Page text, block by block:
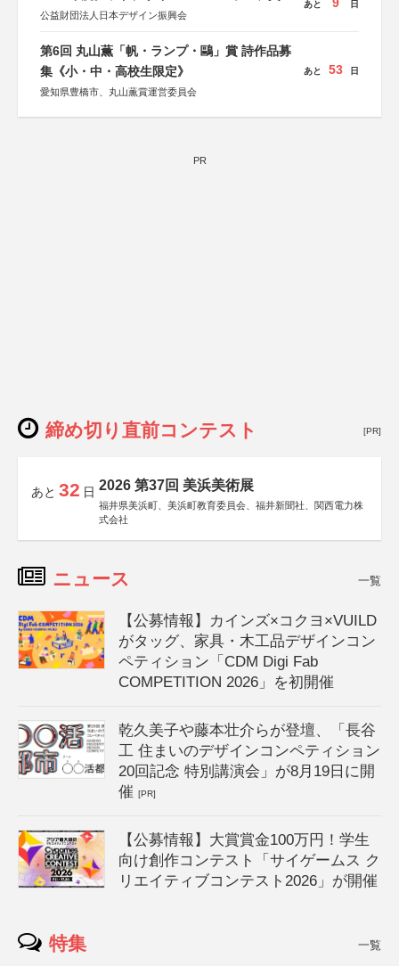
公益財団法人日本デザイン振興会
あと 日
第6回 丸山薫「帆・ランプ・鷗」賞 詩作品募
集《小・中・高校生限定》
愛知県豊橋市、丸山薫賞運営委員会
あと 53 日
PR
締め切り直前コンテスト [PR]
あと 32 日 2026 第37回 美浜美術展
福井県美浜町、美浜町教育委員会、福井新聞社、関西電力株
式会社
ニュース 一覧
【公募情報】カインズ×コクヨ×VUILD
がタッグ、家具・木工品デザインコン
ペティション「CDM Digi Fab
COMPETITION 2026」を初開催
乾久美子や藤本壮介らが登壇、「長谷
工 住まいのデザインコンペティション
20回記念 特別講演会」が8月19日に開
催[PR]
【公募情報】大賞賞金100万円！学生
向け創作コンテスト「サイゲームス ク
リエイティブコンテスト2026」が開催
特集 一覧